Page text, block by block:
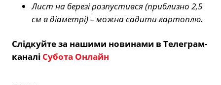
Лист на березі розпустився (приблизно 2,5
см в діаметрі) – можна садити картоплю.
Слідкуйте за нашими новинами в Телеграм-
каналі Субота Онлайн